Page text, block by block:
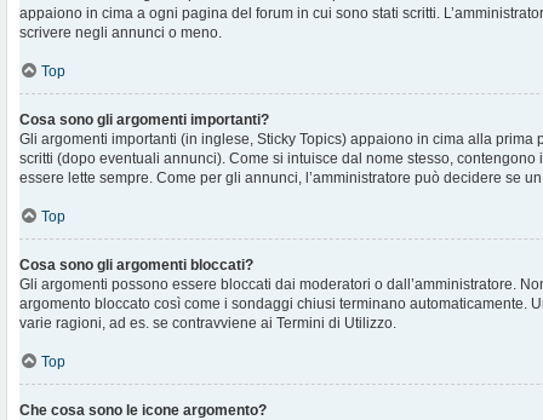
appaiono in cima a ogni pagina del forum in cui sono stati scritti.
scrivere negli annunci o meno.
Top
Cosa sono gli argomenti importanti?
Gli argomenti importanti (in inglese, Sticky Topics) appaiono in cima alla prima
scritti (dopo eventuali annunci). Come si intuisce dal nome stesso,
essere lette sempre. Come per gli annunci, l’amministratore può decidere se
Top
Cosa sono gli argomenti bloccati?
Gli argomenti possono essere bloccati dai moderatori o dall’amministratore.
argomento bloccato così come i sondaggi chiusi terminano automaticamente.
varie ragioni, ad es. se contravviene ai Termini di Utilizzo.
Top
Che cosa sono le icone argomento?